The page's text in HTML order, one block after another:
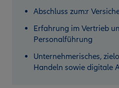
Abschluss zum:r
Erfahrung im Vertrieb
Personalführung
Unternehmerisches,
Handeln sowie digitale